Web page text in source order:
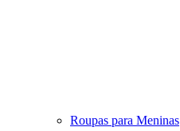
Roupas para Meninas